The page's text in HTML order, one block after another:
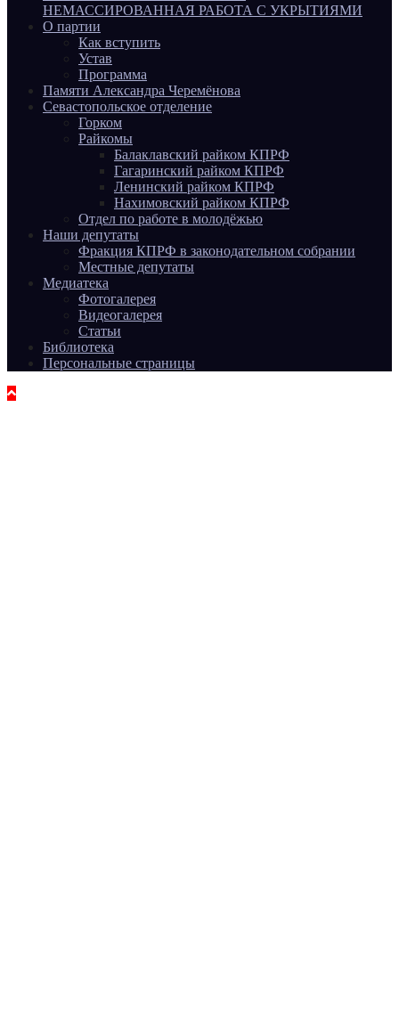
НЕМАССИРОВАННАЯ РАБОТА С УКРЫТИЯМИ
О партии
Как вступить
Устав
Программа
Памяти Александра Черемёнова
Севастопольское отделение
Горком
Райкомы
Балаклавский райком КПРФ
Гагаринский райком КПРФ
Ленинский райком КПРФ
Нахимовский райком КПРФ
Отдел по работе в молодёжью
Наши депутаты
Фракция КПРФ в законодательном собрании
Местные депутаты
Медиатека
Фотогалерея
Видеогалерея
Статьи
Библиотека
Персональные страницы